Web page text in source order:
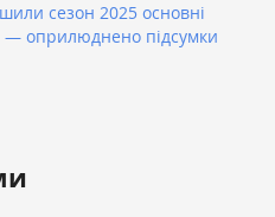
сезон 2025 основні
— оприлюднено підсумки